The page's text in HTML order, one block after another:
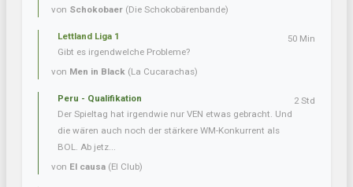
von Schokobaer (Die Schokobärenbande)
Lettland Liga 1
Gibt es irgendwelche Probleme?
von Men in Black (La Cucarachas)
50 Min
Peru - Qualifikation
Der Spieltag hat irgendwie nur VEN etwas gebracht. Und
die wären auch noch der stärkere WM-Konkurrent als
BOL. Ab jetz...
von El causa (El Club)
2 Std